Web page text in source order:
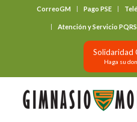
CorreoGM Pago PSE
Atención y Servicio PQRS
Solidaridad
Haga su